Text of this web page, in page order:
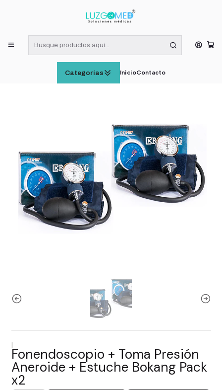
Categorías InicioContacto
¡RECIBE HOY! COMPRAS DE LUNES A VIERNES HASTA LAS 16:00
Inicio
EQUIPAMIENTO MÉDICO
Fonendoscopio + Toma Presión Aneroide + Estuche Bokang
Pack x2
Fonendoscopio + Toma Presión
Aneroide + Estuche Bokang Pack
x2